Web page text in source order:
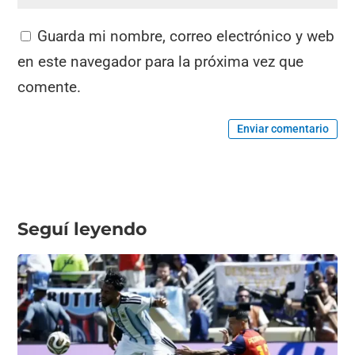
Guarda mi nombre, correo electrónico y web
en este navegador para la próxima vez que
comente.
Enviar comentario
Seguí leyendo